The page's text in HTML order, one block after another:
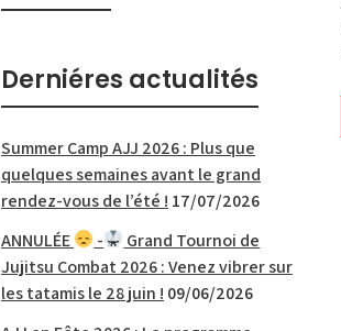
Derniéres actualités
Summer Camp AJJ 2026 : Plus que
quelques semaines avant le grand
rendez-vous de l’été ! 17/07/2026
ANNULÉE
-
Grand Tournoi de
Jujitsu Combat 2026 : Venez vibrer sur
les tatamis le 28 juin ! 09/06/2026